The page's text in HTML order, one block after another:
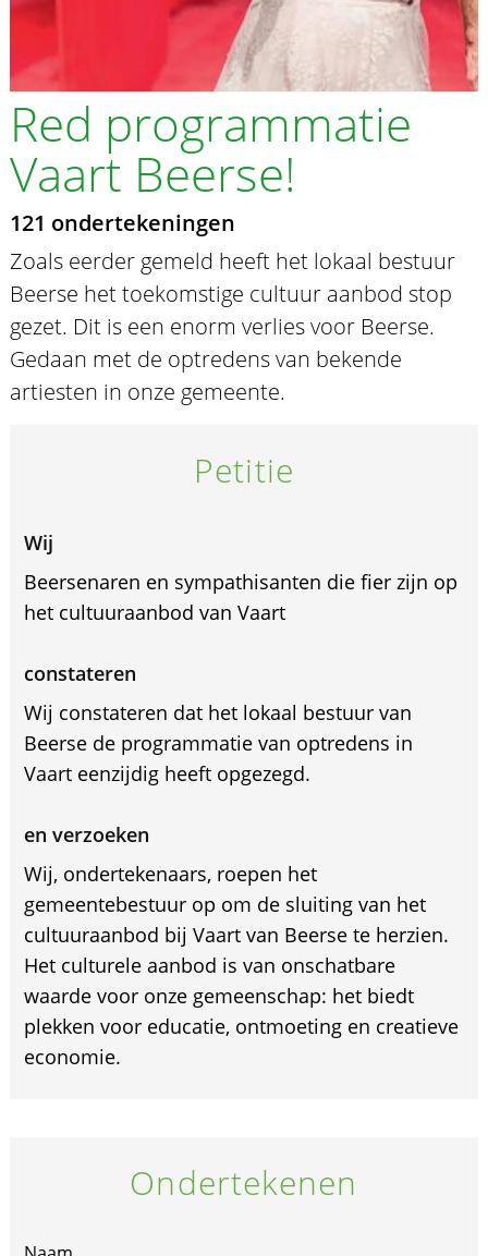
Red programmatie
Vaart Beerse!
121 ondertekeningen
Zoals eerder gemeld heeft het lokaal bestuur
Beerse het toekomstige cultuur aanbod stop
gezet. Dit is een enorm verlies voor Beerse.
Gedaan met de optredens van bekende
artiesten in onze gemeente.
Petitie
Wij
Beersenaren en sympathisanten die fier zijn op
het cultuuraanbod van Vaart
constateren
Wij constateren dat het lokaal bestuur van
Beerse de programmatie van optredens in
Vaart eenzijdig heeft opgezegd.
en verzoeken
Wij, ondertekenaars, roepen het
gemeentebestuur op om de sluiting van het
cultuuraanbod bij Vaart van Beerse te herzien.
Het culturele aanbod is van onschatbare
waarde voor onze gemeenschap: het biedt
plekken voor educatie, ontmoeting en creatieve
economie.
Ondertekenen